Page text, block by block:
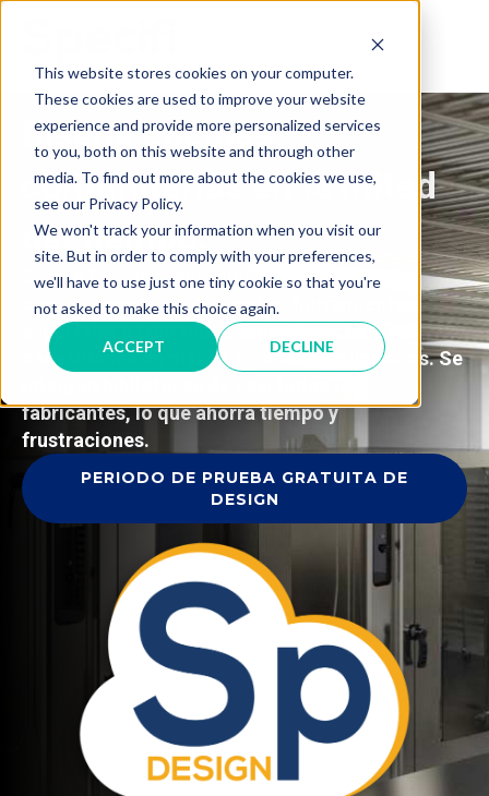
This website stores cookies on your computer.
These cookies are used to improve your website
experience and provide more personalized services
to you, both on this website and through other
media. To find out more about the cookies we use,
see our Privacy Policy.
We won't track your information when you visit our
site. But in order to comply with your preferences,
we'll have to use just one tiny cookie so that you're
not asked to make this choice again.
ACCEPT DECLINE
content
Diseñe cocinas
comunitarias en la mitad
del tiempo.
Specifi Design proporciona símbolos
correctamente configurados, herramientas
especiales y comandos específicos para las
necesidades de diseño cocinas comunitarias. Se
fabricantes, lo que ahorra tiempo y
frustraciones.
PERIODO DE PRUEBA GRATUITA DE
DESIGN